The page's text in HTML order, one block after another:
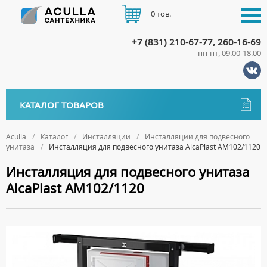
Aculla Каталог Инсталляции
Инсталляции для подвесного
унитаза
Инсталляция для подвесного унитаза AlcaPlast AM102/1120
Инсталляция для подвесного унитаза
AlcaPlast AM102/1120
КАТАЛОГ ТОВАРОВ
ДЕРЖАТЕЛИ
ДИСПЕНСЕРЫ
ДОЗАТОРЫ ДЛЯ МЫЛА
МЫЛЬНИЦЫ
ПОЛОТЕНЦЕДЕРЖАТЕЛИ
Биде
НАПОЛЬНЫЕ БИДЕ
ПОДВЕСНЫЕ БИДЕ
КРЫШКИ ДЛЯ БИДЕ
Ванны
АКРИЛОВЫЕ ВАННЫ
СТАЛЬНЫЕ ВАННЫ
Ванны комплектующие
НОЖКИ
ПОДГОЛОВНИКИ
ВОДОНАГРЕВАТЕЛИ КОМБИНИРОВАННОГО НАГРЕВА
ВОДОНАГРЕВАТЕЛИ КОСВЕННОГО НАГРЕВА
Все для душа
+7 (831) 210-67-77, 260-16-69
пн-пт, 09.00-18.00
0 тов.
ДОСТАВКА
ОПЛАТА
КОНТАКТЫ